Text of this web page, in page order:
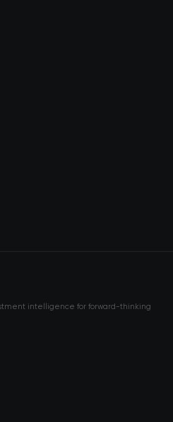
intelligence for forward-thinking